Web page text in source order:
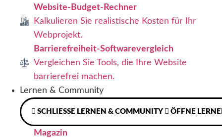
Website-Budget-Rechner
Kalkulieren Sie realistische Kosten für Ihr
Webprojekt.
Barrierefreiheit-Softwarevergleich
Vergleichen Sie Tools, die Ihre Website
barrierefrei machen.
Lernen & Community
SCHLIESSE LERNEN & COMMUNITY ÖFFNE
Magazin